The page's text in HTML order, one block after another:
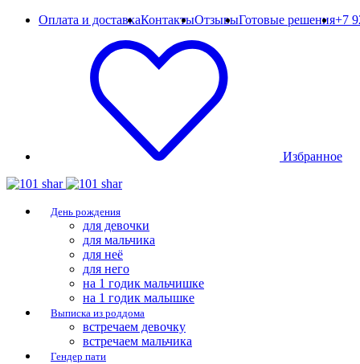
Оплата и доставкаКонтактыОтзывыГотовые решения+7
Избранное
День рождения
для девочки
для мальчика
для неё
для него
на 1 годик мальчишке
на 1 годик малышке
Выписка из роддома
встречаем девочку
встречаем мальчика
Гендер пати